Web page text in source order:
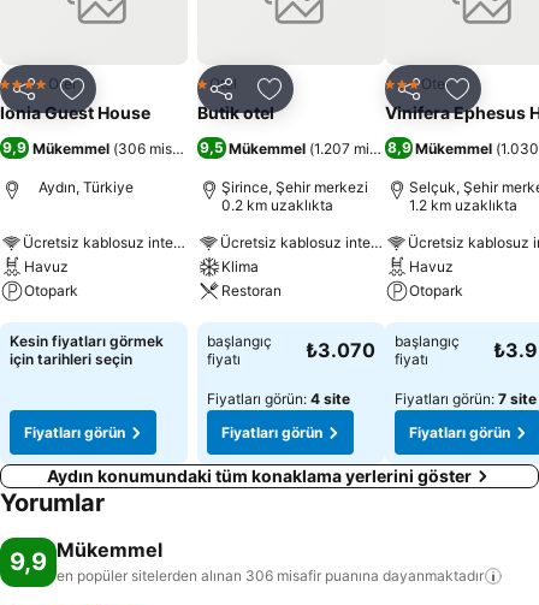
Paylaş Favorilerime ekle
4 Yıldız Otel
Ionia Guest House
9,9 Mükemmel (306 misafir puanı)
Aydın, Türkiye
Ücretsiz kablosuz internet
Havuz
Otopark
Fiyatları görün
Kesin fiyatları görmek
için tarihleri seçin
Fiyatları görün
Paylaş Favorilerime ekle
1 Yıldız
Otel
Butik otel
9,5 Mükemmel (1.207 misafir puanı)
Şirince, Şehir merkezi
0.2 km uzaklıkta
Ücretsiz kablosuz internet
Klima
Restoran
Fiyatları görün
başlangıç
fiyatı
₺3.070
Fiyatları görün: 4 site
Fiyatları görün
Paylaş
3 YıldızOtel
Vinifera Ephesus
8,9 Mükemmel (
Selçuk, Şehir
1.2 km uzaklıkta
Havuz
Otopark
Fiyatları görün
başlangıç
fiyatı
Fiyatları görün: 7 site
Fiyatları görün
Aydın konumundaki tüm konaklama yerlerini göster
Yorumlar
9,9 Mükemmel
en popüler sitelerden alınan 306 misafir puanına dayanmaktadır